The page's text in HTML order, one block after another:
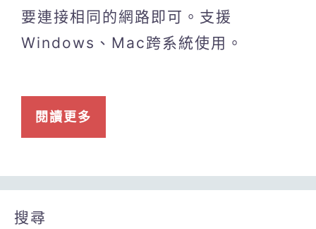
要連接相同的網路即可。支援
Windows、Mac跨系統使用。
閱讀更多
搜尋